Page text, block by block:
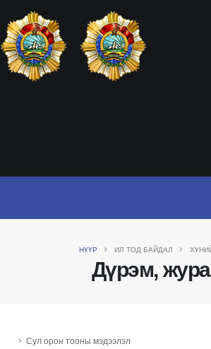
НҮҮР ИЛ ТОД БАЙДАЛ
Дүрэм,
Сул орон тооны мэдээлэл